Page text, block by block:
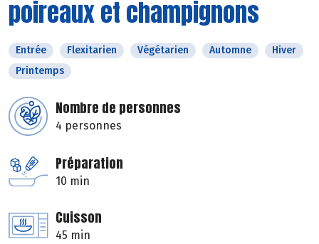
poireaux et champignons
Entrée Flexitarien Végétarien Automne
Hiver
Printemps
Nombre de personnes
4 personnes
Préparation
10 min
Cuisson
45 min